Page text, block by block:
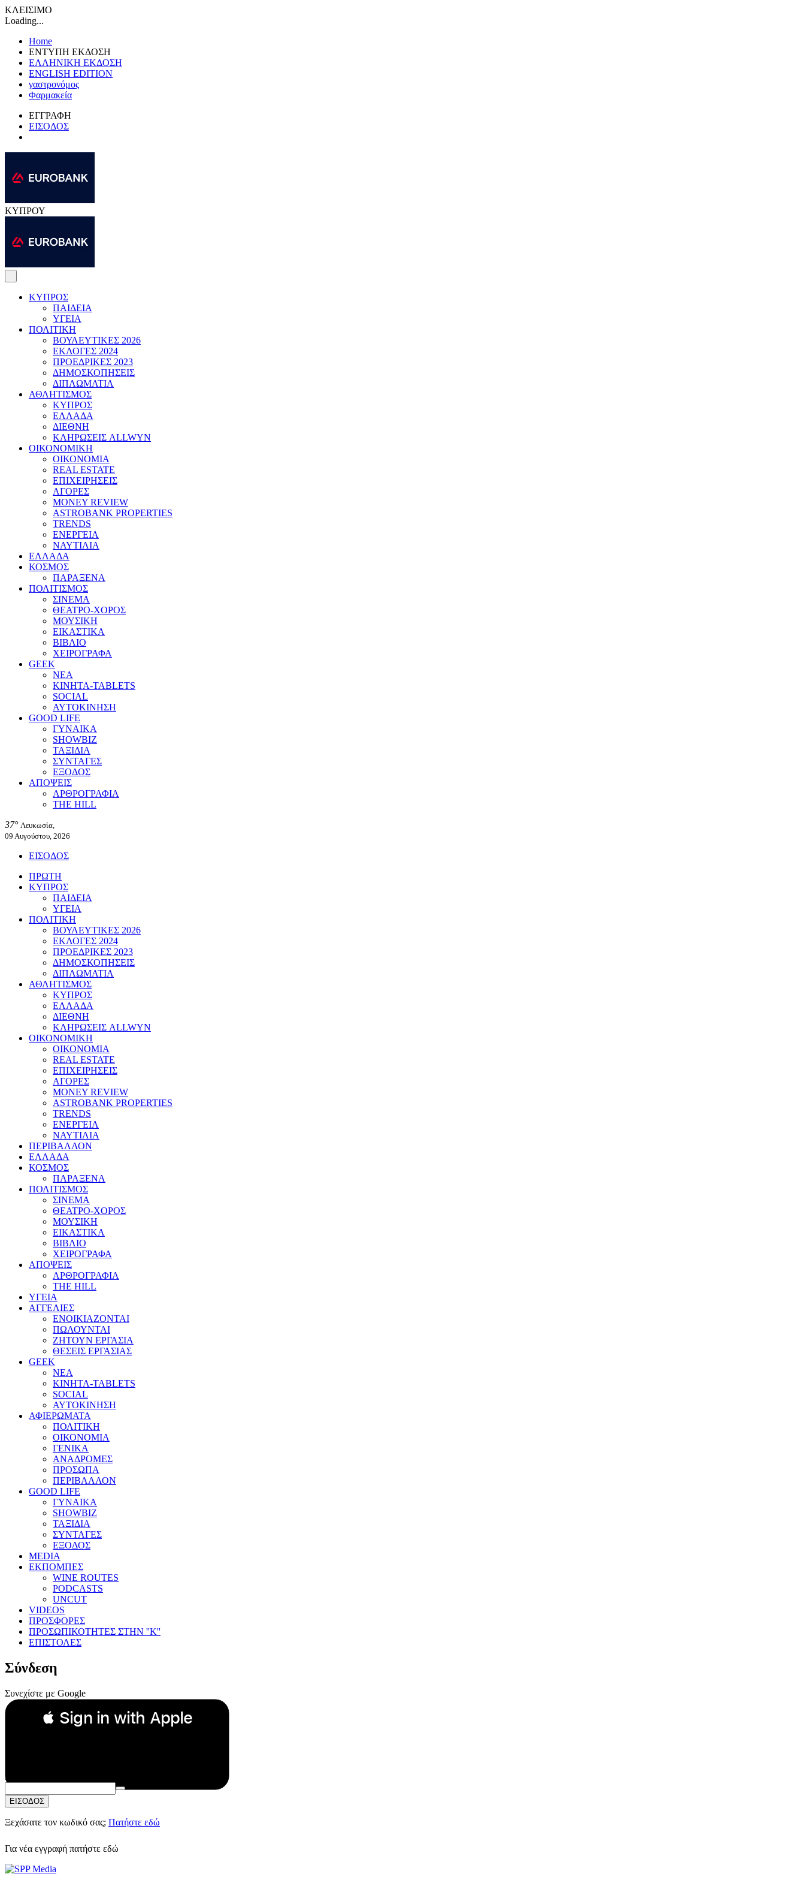
ΚΛΕΙΣΙΜΟ
Loading...
Home
ΕΝΤΥΠΗ ΕΚΔΟΣΗ
ΕΛΛΗΝΙΚΗ ΕΚΔΟΣΗ
ENGLISH EDITION
γαστρονόμος
Φαρμακεία
ΕΓΓΡΑΦΗ
ΕΙΣΟΔΟΣ
ΚΥΠΡΟΥ
ΚΥΠΡΟΣ
ΠΑΙΔΕΙΑ
ΥΓΕΙΑ
ΠΟΛΙΤΙΚΗ
ΒΟΥΛΕΥΤΙΚΕΣ 2026
ΕΚΛΟΓΕΣ 2024
ΠΡΟΕΔΡΙΚΕΣ 2023
ΔΗΜΟΣΚΟΠΗΣΕΙΣ
ΔΙΠΛΩΜΑΤΙΑ
ΑΘΛΗΤΙΣΜΟΣ
ΚΥΠΡΟΣ
ΕΛΛΑΔΑ
ΔΙΕΘΝΗ
ΚΛΗΡΩΣΕΙΣ ALLWYN
ΟΙΚΟΝΟΜΙΚΗ
ΟΙΚΟΝΟΜΙΑ
REAL ESTATE
ΕΠΙΧΕΙΡΗΣΕΙΣ
ΑΓΟΡΕΣ
MONEY REVIEW
ASTROBANK PROPERTIES
TRENDS
ΕΝΕΡΓΕΙΑ
ΝΑΥΤΙΛΙΑ
ΕΛΛΑΔΑ
ΚΟΣΜΟΣ
ΠΑΡΑΞΕΝΑ
ΠΟΛΙΤΙΣΜΟΣ
ΣΙΝΕΜΑ
ΘΕΑΤΡΟ-ΧΟΡΟΣ
ΜΟΥΣΙΚΗ
ΕΙΚΑΣΤΙΚΑ
ΒΙΒΛΙΟ
ΧΕΙΡΟΓΡΑΦΑ
GEEK
ΝΕΑ
ΚΙΝΗΤΑ-TABLETS
SOCIAL
ΑΥΤΟΚΙΝΗΣΗ
GOOD LIFE
ΓΥΝΑΙΚΑ
SHOWBIZ
ΤΑΞΙΔΙΑ
ΣΥΝΤΑΓΕΣ
ΕΞΟΔΟΣ
ΑΠΟΨΕΙΣ
ΑΡΘΡΟΓΡΑΦΙΑ
THE HILL
37° Λευκωσία,
09 Αυγούστου, 2026
ΕΙΣΟΔΟΣ
ΠΡΩΤΗ
ΚΥΠΡΟΣ
ΠΑΙΔΕΙΑ
ΥΓΕΙΑ
ΠΟΛΙΤΙΚΗ
ΒΟΥΛΕΥΤΙΚΕΣ 2026
ΕΚΛΟΓΕΣ 2024
ΠΡΟΕΔΡΙΚΕΣ 2023
ΔΗΜΟΣΚΟΠΗΣΕΙΣ
ΔΙΠΛΩΜΑΤΙΑ
ΑΘΛΗΤΙΣΜΟΣ
ΚΥΠΡΟΣ
ΕΛΛΑΔΑ
ΔΙΕΘΝΗ
ΚΛΗΡΩΣΕΙΣ ALLWYN
ΟΙΚΟΝΟΜΙΚΗ
ΟΙΚΟΝΟΜΙΑ
REAL ESTATE
ΕΠΙΧΕΙΡΗΣΕΙΣ
ΑΓΟΡΕΣ
MONEY REVIEW
ASTROBANK PROPERTIES
TRENDS
ΕΝΕΡΓΕΙΑ
ΝΑΥΤΙΛΙΑ
ΠΕΡΙΒΑΛΛΟΝ
ΕΛΛΑΔΑ
ΚΟΣΜΟΣ
ΠΑΡΑΞΕΝΑ
ΠΟΛΙΤΙΣΜΟΣ
ΣΙΝΕΜΑ
ΘΕΑΤΡΟ-ΧΟΡΟΣ
ΜΟΥΣΙΚΗ
ΕΙΚΑΣΤΙΚΑ
ΒΙΒΛΙΟ
ΧΕΙΡΟΓΡΑΦΑ
ΑΠΟΨΕΙΣ
ΑΡΘΡΟΓΡΑΦΙΑ
THE HILL
ΥΓΕΙΑ
ΑΓΓΕΛΙΕΣ
ΕΝΟΙΚΙΑΖΟΝΤΑΙ
ΠΩΛΟΥΝΤΑΙ
ΖΗΤΟΥΝ ΕΡΓΑΣΙΑ
ΘΕΣΕΙΣ ΕΡΓΑΣΙΑΣ
GEEK
ΝΕΑ
ΚΙΝΗΤΑ-TABLETS
SOCIAL
ΑΥΤΟΚΙΝΗΣΗ
ΑΦΙΕΡΩΜΑΤΑ
ΠΟΛΙΤΙΚΗ
ΟΙΚΟΝΟΜΙΑ
ΓΕΝΙΚΑ
ΑΝΑΔΡΟΜΕΣ
ΠΡΟΣΩΠΑ
ΠΕΡΙΒΑΛΛΟΝ
GOOD LIFE
ΓΥΝΑΙΚΑ
SHOWBIZ
ΤΑΞΙΔΙΑ
ΣΥΝΤΑΓΕΣ
ΕΞΟΔΟΣ
MEDIA
ΕΚΠΟΜΠΕΣ
WINE ROUTES
PODCASTS
UNCUT
VIDEOS
ΠΡΟΣΦΟΡΕΣ
ΠΡΟΣΩΠΙΚΟΤΗΤΕΣ ΣΤΗΝ ''Κ''
ΕΠΙΣΤΟΛΕΣ
Σύνδεση
Συνεχίστε με Google
 Sign in with Apple
Συνεχίστε με Apple
ή
Email:
Κωδικός Πρόσβασης:
ΕΙΣΟΔΟΣ
Ξεχάσατε τον κωδικό σας; Πατήστε εδώ
Για νέα εγγραφή πατήστε εδώ